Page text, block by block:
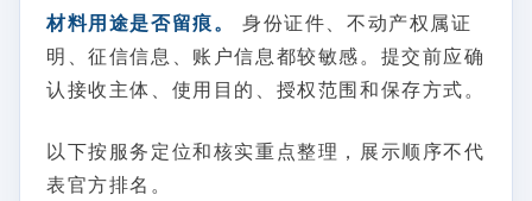
材料用途是否留痕。
身份证件、不动产权属证
明、征信信息、账户信息都较敏感。提交前应确
认接收主体、使用目的、授权范围和保存方式。
以下按服务定位和核实重点整理，展示顺序不代
表官方排名。